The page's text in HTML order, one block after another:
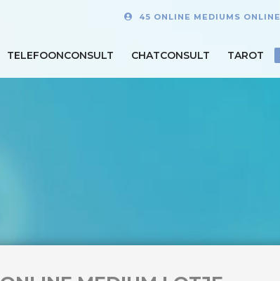
45 ONLINE MEDIUMS ONLINE
TELEFOONCONSULT CHATCONSULT TAROT